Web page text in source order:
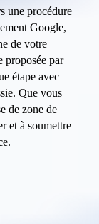
une procédure
Google,
de votre
proposée par
étape avec
Que vous
de zone de
et à soumettre